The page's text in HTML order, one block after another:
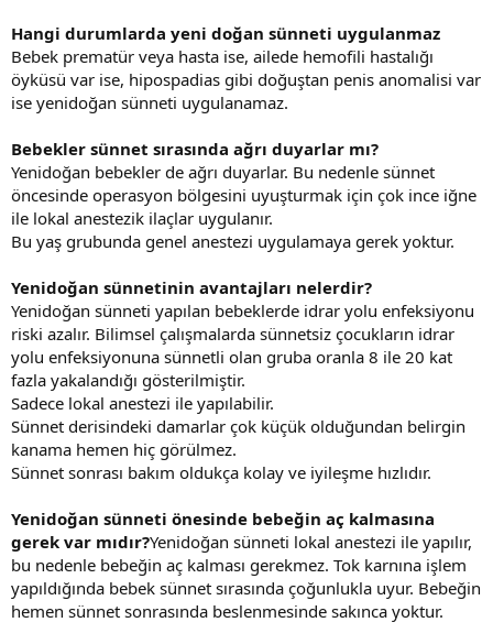
Hangi durumlarda yeni doğan sünneti uygulanmaz
Bebek prematür veya hasta ise, ailede hemofili hastalığı
öyküsü var ise, hipospadias gibi doğuştan penis anomalisi var
ise yenidoğan sünneti uygulanamaz.
Bebekler sünnet sırasında ağrı duyarlar mı?
Yenidoğan bebekler de ağrı duyarlar. Bu nedenle sünnet
öncesinde operasyon bölgesini uyuşturmak için çok ince iğne
ile lokal anestezik ilaçlar uygulanır.
Bu yaş grubunda genel anestezi uygulamaya gerek yoktur.
Yenidoğan sünnetinin avantajları nelerdir?
Yenidoğan sünneti yapılan bebeklerde idrar yolu enfeksiyonu
riski azalır. Bilimsel çalışmalarda sünnetsiz çocukların idrar
yolu enfeksiyonuna sünnetli olan gruba oranla 8 ile 20 kat
fazla yakalandığı gösterilmiştir.
Sadece lokal anestezi ile yapılabilir.
Sünnet derisindeki damarlar çok küçük olduğundan belirgin
kanama hemen hiç görülmez.
Sünnet sonrası bakım oldukça kolay ve iyileşme hızlıdır.
Yenidoğan sünneti önesinde bebeğin aç kalmasına
gerek var mıdır?Yenidoğan sünneti lokal anestezi ile yapılır,
bu nedenle bebeğin aç kalması gerekmez. Tok karnına işlem
yapıldığında bebek sünnet sırasında çoğunlukla uyur. Bebeğin
hemen sünnet sonrasında beslenmesinde sakınca yoktur.